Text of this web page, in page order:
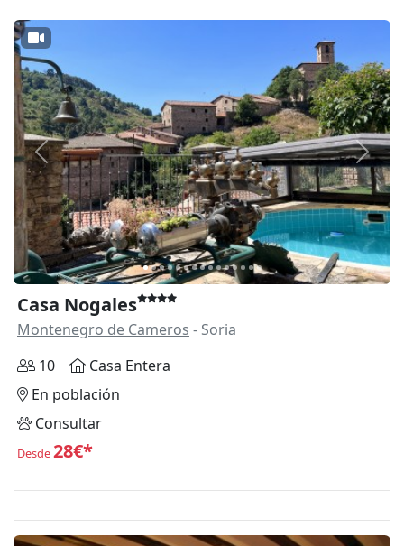
Anterior
Casa Nogales
Montenegro de Cameros - Soria
10
Casa Entera
En población
Consultar
Desde28€*